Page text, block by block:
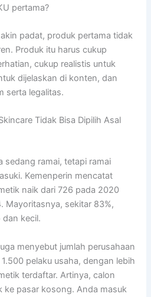
pertama?
padat, produk pertama tidak
Produk itu harus cukup
cukup realistis untuk
dijelaskan di konten, dan
serta legalitas.
Tidak Bisa Dipilih Asal
sedang ramai, tetapi ramai
Kemenperin mencatat
naik dari 726 pada 2020
Mayoritasnya, sekitar 83%,
dan kecil.
menyebut jumlah perusahaan
pelaku usaha, dengan lebih
terdaftar. Artinya, calon
ke pasar kosong. Anda masuk